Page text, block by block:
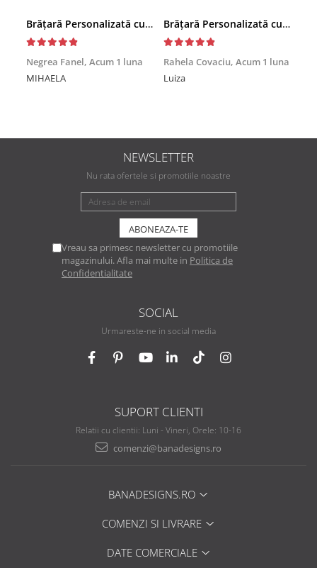
Brățară Personalizată cu Nume și Cruciuță – Inox Aur IP
Negrea Fanel, Acum 1 luna
MIHAELA
Brățară Personalizată cu Nume, Inox Auriu Waterproof, pentru copii
Rahela Covaciu, Acum 1 luna
Luiza
NEWSLETTER
Nu rata ofertele si promotiile noastre
Vreau sa primesc newsletter cu promotiile
magazinului. Afla mai multe in Politica de
Confidentialitate
SOCIAL
Urmareste-ne in social media
SUPORT CLIENTI
Relatii cu clientii: Luni - Vineri, Orele: 10-16
comenzi@banadesigns.ro
BANADESIGNS.RO
COMENZI SI LIVRARE
DATE COMERCIALE